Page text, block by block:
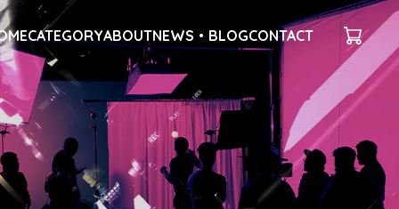
CATEGORYABOUTNEWS・BLOGCONTACT